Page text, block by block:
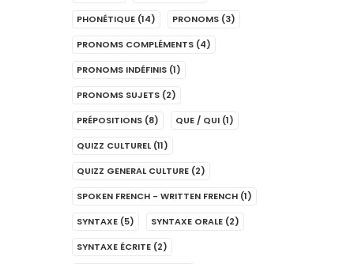
PHONÉTIQUE (14) PRONOMS (3)
PRONOMS COMPLÉMENTS (4)
PRONOMS INDÉFINIS (1)
PRONOMS SUJETS (2)
PRÉPOSITIONS (8) QUE / QUI (1)
QUIZZ CULTUREL (11)
QUIZZ GENERAL CULTURE (2)
SPOKEN FRENCH - WRITTEN FRENCH (1)
SYNTAXE (5) SYNTAXE ORALE (2)
SYNTAXE ÉCRITE (2)